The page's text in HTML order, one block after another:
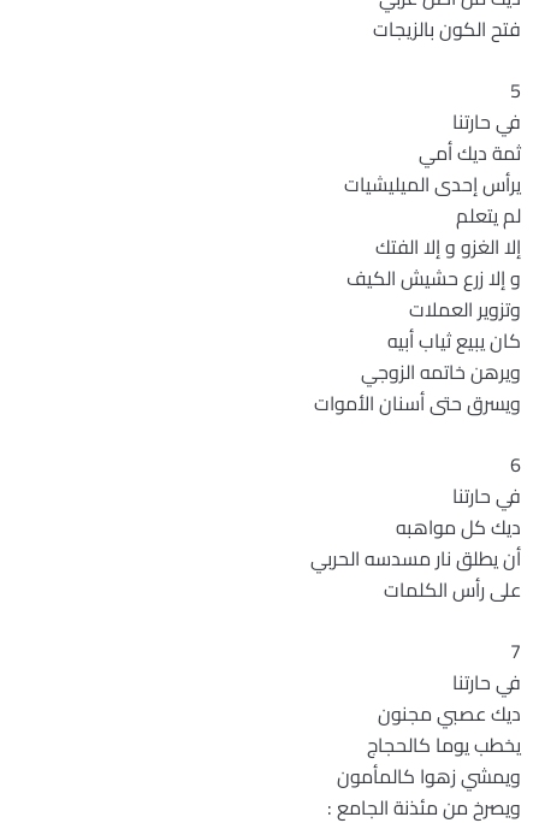
فتح الكون بالزيجات
5
في حارتنا
ثمة ديك أمي
يرأس إحدى الميليشيات
لم يتعلم
إلا الغزو و إلا الفتك
و إلا زرع حشيش الكيف
وتزوير العملات
كان يبيع ثياب أبيه
ويرهن خاتمه الزوجي
ويسرق حتى أسنان الأموات
6
في حارتنا
ديك كل مواهبه
أن يطلق نار مسدسه الحربي
على رأس الكلمات
7
في حارتنا
ديك عصبي مجنون
يخطب يوما كالحجاج
ويمشي زهوا كالمأمون
ويصرخ من مئذنة الجامع :